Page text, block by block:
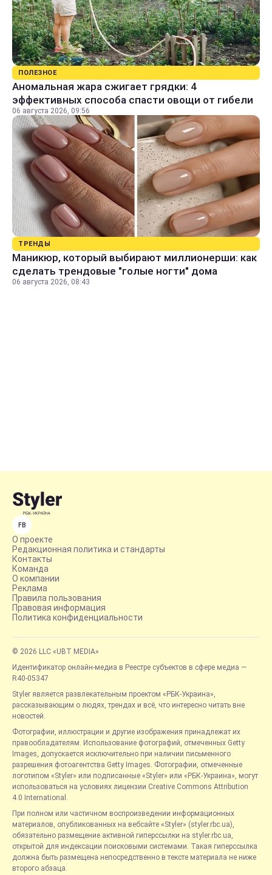
ПОЛЕЗНОЕ
Аномальная жара сжигает грядки: 4
эффективных способа спасти овощи от гибели
06 августа 2026, 09:56
ТРЕНДЫ
Маникюр, который выбирают миллионерши: как
сделать трендовые "голые ногти" дома
06 августа 2026, 08:43
FB
О проекте
Редакционная политика и стандарты
Контакты
Команда
О компании
Реклама
Правила пользования
Правовая информация
Политика конфиденциальности
© 2026 LLC «UBT MEDIA»
Идентификатор онлайн-медиа в Реестре субъектов в сфере медиа —
R40-05347
Styler является развлекательным проектом «РБК-Украина»,
рассказывающим о людях, трендах и всё, что интересно читать вне
новостей.
Фотографии, иллюстрации и другие изображения принадлежат их
правообладателям. Использование фотографий, отмеченных Getty
Images, допускается исключительно при наличии письменного
разрешения фотоагентства Getty Images. Фотографии, отмеченные
логотипом «Styler» или подписанные «Styler» или «РБК-Украина», могут
использоваться на условиях лицензии Creative Commons Attribution
4.0 International.
При полном или частичном воспроизведении информационных
материалов, опубликованных на вебсайте «Styler» (styler.rbc.ua),
обязательно размещение активной гиперссылки на styler.rbc.ua,
открытой для индексации поисковыми системами. Такая гиперссылка
должна быть размещена непосредственно в тексте материала не ниже
второго абзаца.